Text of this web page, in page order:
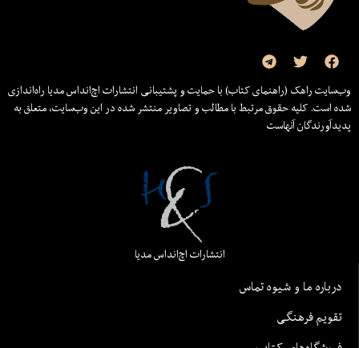
وب‌سایت راهک (راهنمای کتاب) با حمایت و پشتیبانی انتشارات اچ‌اند‌اس مدیا راه‌اندازی
شده است. کلیه حقوق مرتبط با مطالب و تصاویر منتشر شده در این وب‌سایت، متعلق به
پدیدآورندگان آنهاست
انتشارات اچ‌اند‌اس مدیا
درباره ما و شیوه تماس
تقویم فرهنگی